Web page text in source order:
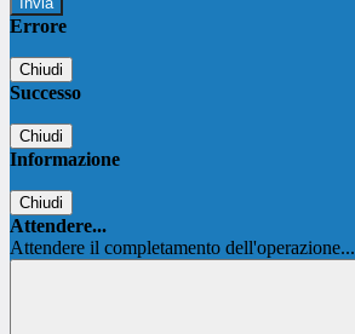
Errore
Chiudi
Successo
Chiudi
Informazione
Chiudi
Attendere...
Attendere il completamento dell'operazione...